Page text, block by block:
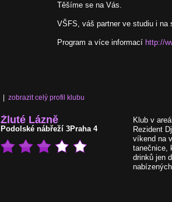
Těšíme se na Vás.
VŠFS, váš partner ve studiu i na
Program a více informací http://
zobrazit celý profil klubu
Žluté Lázně
Podolské nábřeží 3Praha 4
Klub v
Rezident
víkend na
tanečnice,
drinků jen